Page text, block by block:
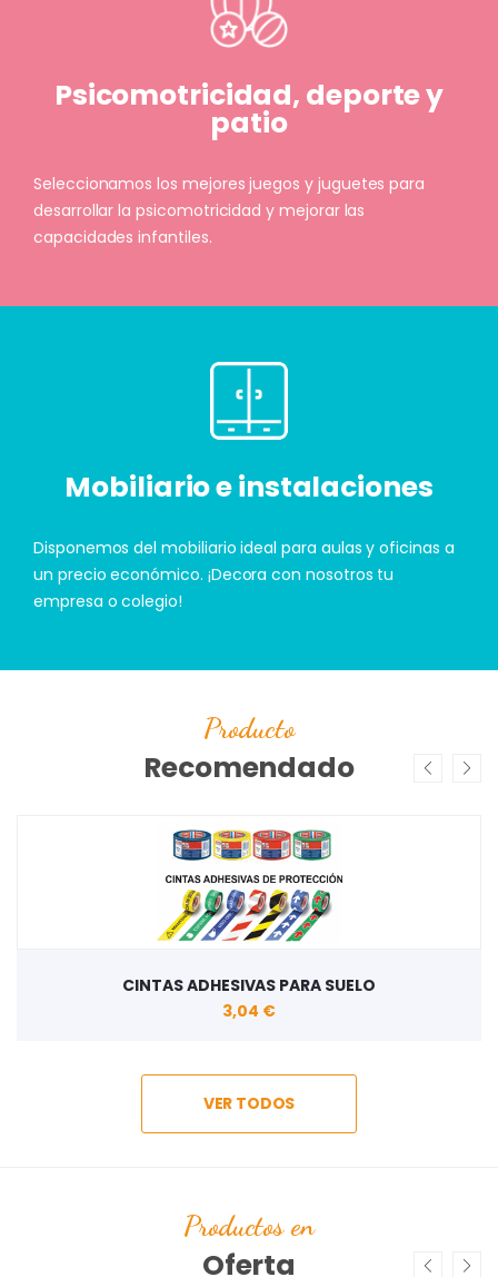
Psicomotricidad, deporte y
patio
Seleccionamos los mejores juegos y juguetes para
desarrollar la psicomotricidad y mejorar las
capacidades infantiles.
Mobiliario e instalaciones
Disponemos del mobiliario ideal para aulas y oficinas a
un precio económico. ¡Decora con nosotros tu
empresa o colegio!
Producto
Recomendado
CINTAS ADHESIVAS PARA SUELO
3,04 €
VER TODOS
Productos en
Oferta